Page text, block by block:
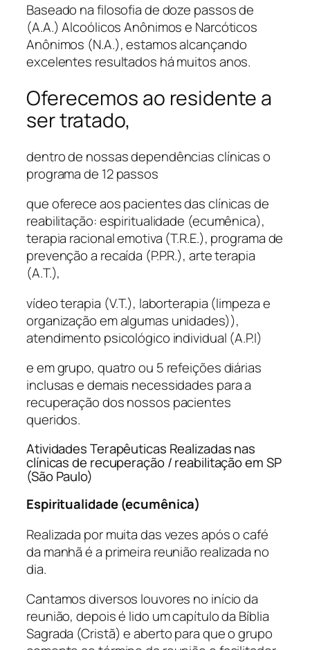
Baseado na filosofia de doze passos de
(A.A.) Alcoólicos Anônimos e Narcóticos
Anônimos (N.A.), estamos alcançando
excelentes resultados há muitos anos.
Oferecemos ao residente a
ser tratado,
dentro de nossas dependências clínicas o
programa de 12 passos
que oferece aos pacientes das clínicas de
reabilitação: espiritualidade (ecumênica),
terapia racional emotiva (T.R.E.), programa de
prevenção a recaída (P.P.R.), arte terapia
(A.T.),
vídeo terapia (V.T.), laborterapia (limpeza e
organização em algumas unidades)),
atendimento psicológico individual (A.P.I)
e em grupo, quatro ou 5 refeições diárias
inclusas e demais necessidades para a
recuperação dos nossos pacientes
queridos.
Atividades Terapêuticas Realizadas nas
clínicas de recuperação / reabilitação em SP
(São Paulo)
Espiritualidade (ecumênica)
Realizada por muita das vezes após o café
da manhã é a primeira reunião realizada no
dia.
Cantamos diversos louvores no início da
reunião, depois é lido um capítulo da Bíblia
Sagrada (Cristã) e aberto para que o grupo